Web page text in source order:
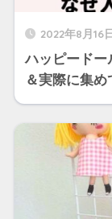
2022年8月16
ハッピードー
＆実際に集